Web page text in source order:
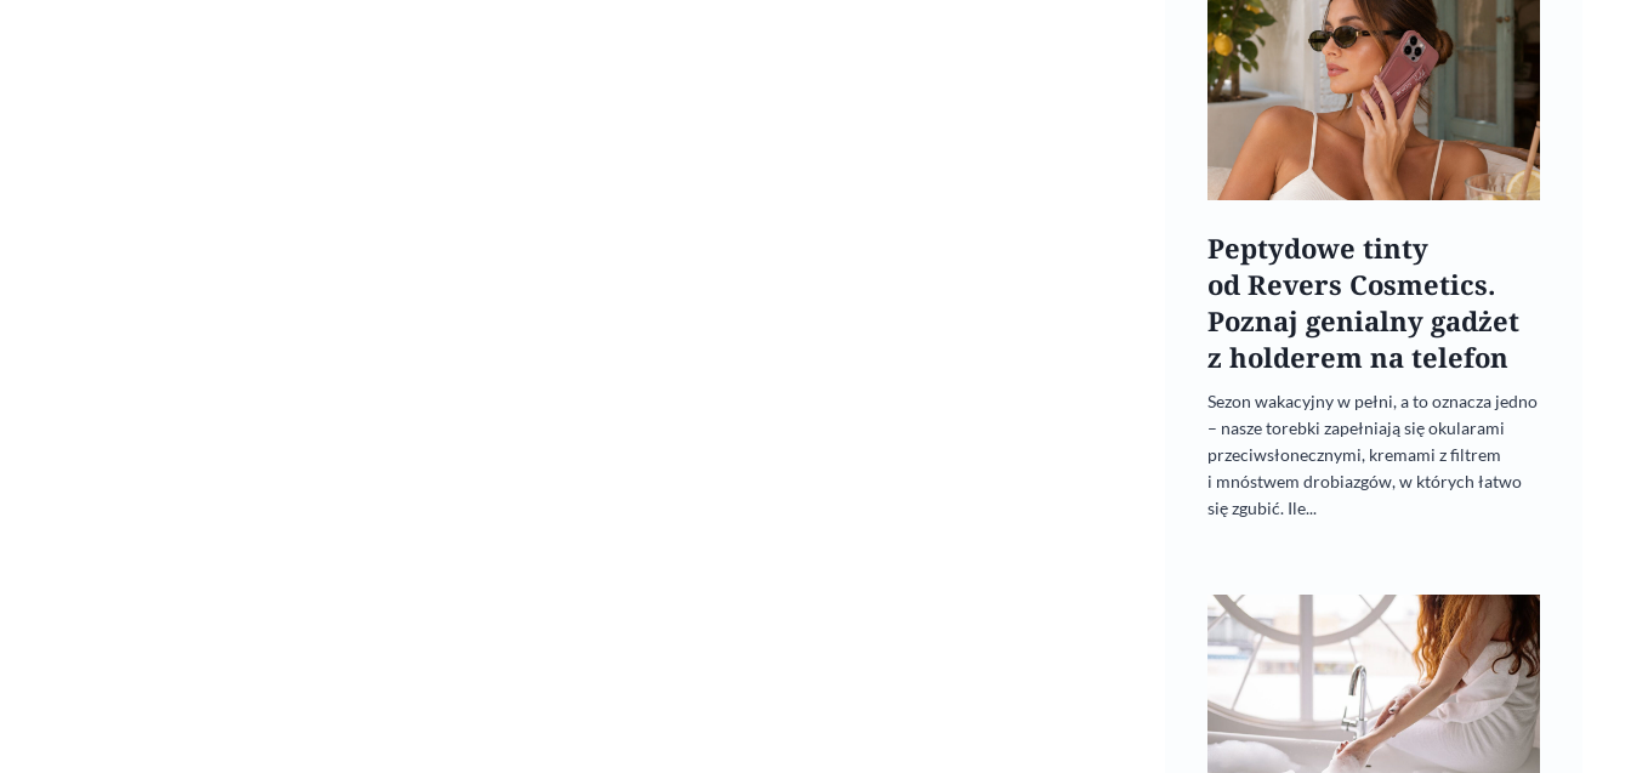
Peptydowe tinty
od Revers Cosmetics.
Poznaj genialny gadżet
z holderem na telefon
Sezon wakacyjny w pełni, a to oznacza jedno
– nasze torebki zapełniają się okularami
przeciwsłonecznymi, kremami z filtrem
i mnóstwem drobiazgów, w których łatwo
się zgubić. Ile...